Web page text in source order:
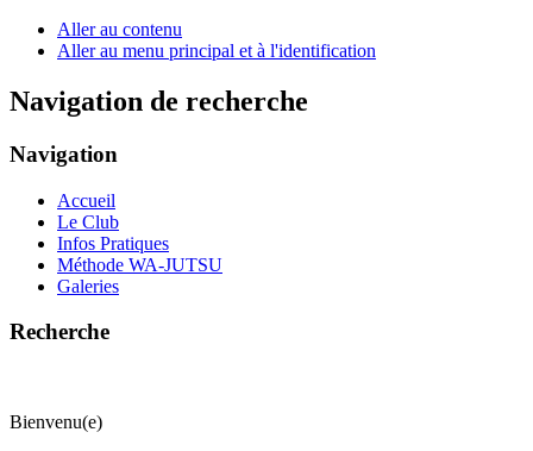
Aller au contenu
Aller au menu principal et à l'identification
Navigation de recherche
Navigation
Accueil
Le Club
Infos Pratiques
Méthode WA-JUTSU
Galeries
Recherche
Bienvenu(e)